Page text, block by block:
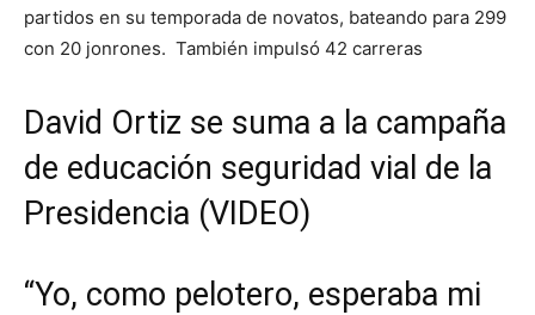
partidos en su temporada de novatos, bateando para 299
con 20 jonrones. También impulsó 42 carreras
David Ortiz se suma a la campaña
de educación seguridad vial de la
Presidencia (VIDEO)
“Yo, como pelotero, esperaba mi